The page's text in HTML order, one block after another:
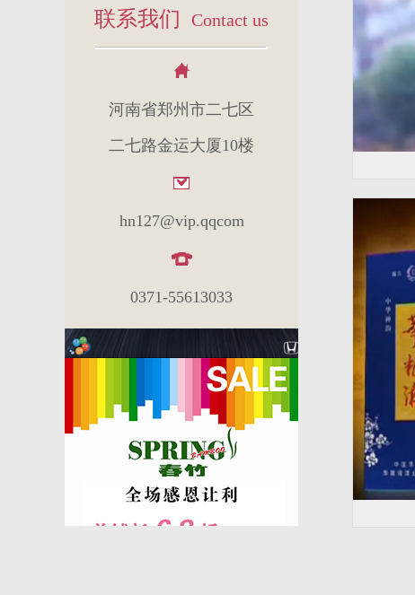
联系我们 Contact us
河南省郑州市二七区
二七路金运大厦10楼
hn127@vip.qqcom
0371-55613033